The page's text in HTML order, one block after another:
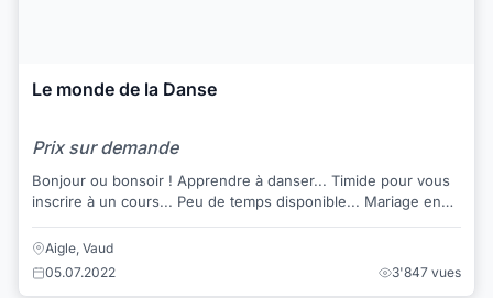
Le monde de la Danse
Prix sur demande
Bonjour ou bonsoir ! Apprendre à danser... Timide pour vous
inscrire à un cours... Peu de temps disponible... Mariage en
vue... Découvre...
Aigle, Vaud
05.07.2022
3'847 vues